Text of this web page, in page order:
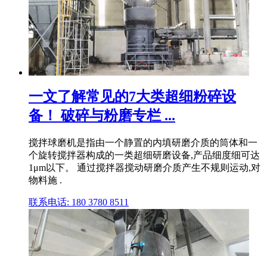
一文了解常见的7大类超细粉碎设
备！ 破碎与粉磨专栏 ...
搅拌球磨机是指由一个静置的内填研磨介质的筒体和一
个旋转搅拌器构成的一类超细研磨设备,产品细度细可达
1μm以下。 通过搅拌器搅动研磨介质产生不规则运动,对
物料施 .
联系电话: 180 3780 8511